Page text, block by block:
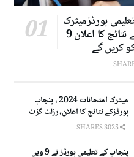
بورڈزمیٹرک
2024 کے نتائج کا اعلان 9
کریں گے
میٹرک امتحانات 2024 ، پنجاب
بورڈزکے نتائج کا اعلان، رزلٹ گزٹ
پنجاب کے تعلیمی بورڈز نے 9 ویں